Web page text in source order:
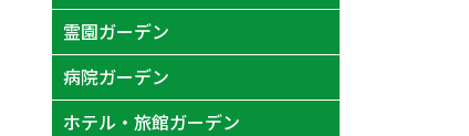
霊園ガーデン
病院ガーデン
ホテル・旅館ガーデン